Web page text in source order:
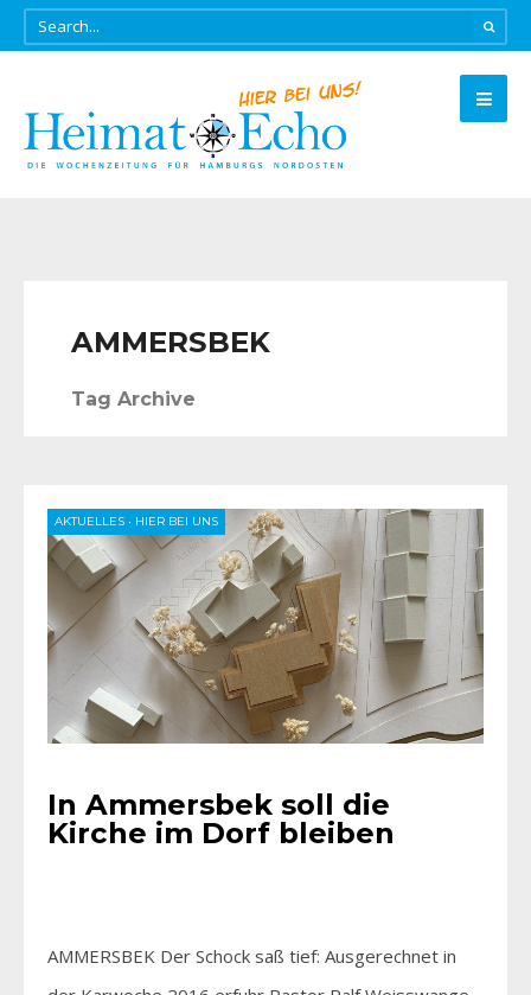
AMMERSBEK
Tag Archive
AKTUELLES • HIER BEI UNS
In Ammersbek soll die
Kirche im Dorf bleiben
AMMERSBEK Der Schock saß tief: Ausgerechnet in